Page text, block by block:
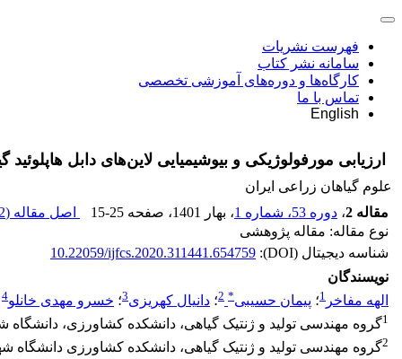
فهرست نشریات
سامانه نشر کتاب
کارگاه‌ها و دوره‌های آموزشی تخصصی
تماس با ما
English
ارزیابی مورفولوژیکی و بیوشیمیایی لاین‌های دابل
علوم گیاهان زراعی ایران
مقاله 2
، دوره 53، شماره 1 ، بهار 1401 ، صفحه 15-25 اصل مقاله (
نوع مقاله: مقاله پژوهشی
شناسه دیجیتال (DOI):
10.22059/ijfcs.2020.311441.654759
نویسندگان
الهه مفاخر 1؛ پیمان حسیبی*
2؛ دانیال کهریزی3؛ خسرو مهدی خانلو4
1گروه مهندسی تولید و ژنتیک گیاهی، دانشکده کشاورزی، دانشگاه
2گروه مهندسی تولید و ژنتیک گیاهی، دانشکده کشاورزی دانشگاه